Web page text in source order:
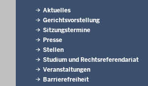
Aktuelles
Gerichtsvorstellung
Sitzungstermine
Presse
Stellen
Studium und Rechtsreferendariat
Veranstaltungen
Barrierefreiheit